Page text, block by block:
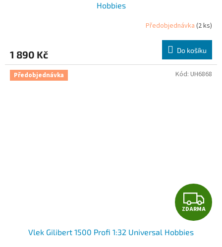
R
M
A
Hobbies
Předobjednávka (2 ks)
1 890 Kč Do košíku
Předobjednávka
Z
D
ZDARMA
Vlek Gilibert 1500 Profi 1:32 Universal Hobbies
Kód: UH6868